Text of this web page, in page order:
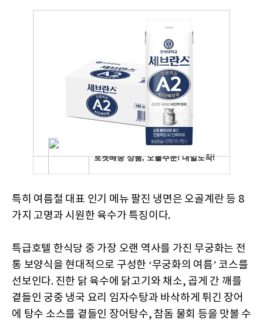
특히 여름철 대표 인기 메뉴 팔진 냉면은 오골계란 등 8
가지 고명과 시원한 육수가 특징이다.
특급호텔 한식당 중 가장 오랜 역사를 가진 무궁화는 전
통 보양식을 현대적으로 구성한 ‘무궁화의 여름’ 코스를
선보인다. 진한 닭 육수에 닭고기와 채소, 곱게 간 깨를
곁들인 궁중 냉국 요리 임자수탕과 바삭하게 튀긴 장어
에 탕수 소스를 곁들인 장어탕수, 참돔 물회 등을 맛볼 수